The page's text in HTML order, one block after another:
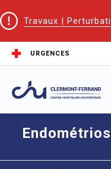
Travaux |
URGENCES
Accueil
Endométriose